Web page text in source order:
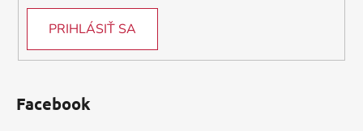
p
PRIHLÁSIŤ SA
Facebook